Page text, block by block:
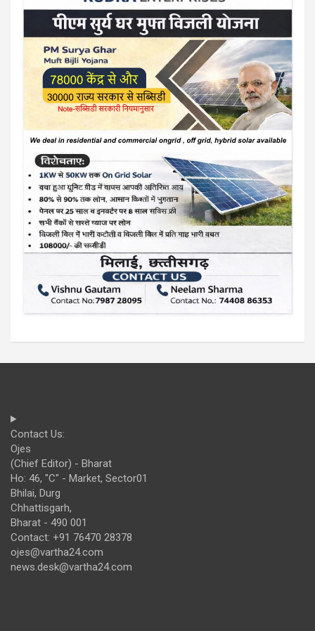
Contact Us:
Ojes
(Chief Editor) - Bharat
Ho: 46, "C" - Market, Sector01
Bhilai, Durg
Chhattisgarh,
Bharat - 490 001
Contact: +91 76470 28378
ojes@vartha24.com
news.desk@vartha24.com